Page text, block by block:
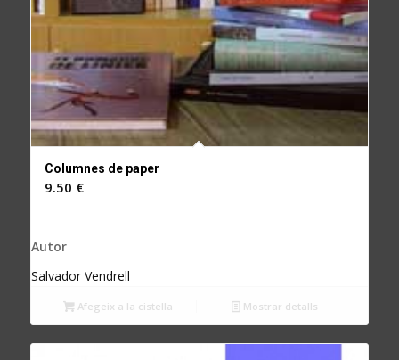
Columnes de paper
9.50 €
Autor
Salvador Vendrell
Afegeix a la cistella Mostrar detalls